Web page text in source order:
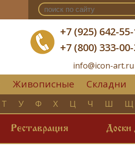
+7 (925) 642-
+7 (800) 333-
info@icon-art.ru
Живописные Складни
Т У Ф Х Ц Ч Ш Щ
Реставрация Доски